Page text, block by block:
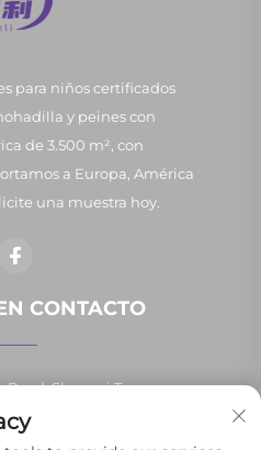
para niños certificados
y peines con
de 3.500 m², con
a Europa, América
una muestra hoy.
CONTACTO
Road, Shangxi Town